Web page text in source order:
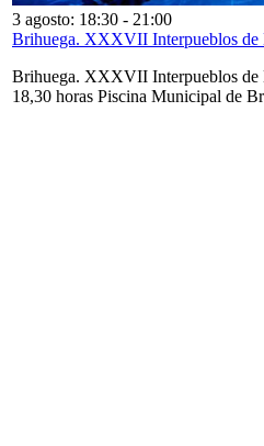
3 agosto: 18:30 - 21:00
Brihuega. XXXVII Interpueblos de
Brihuega. XXXVII Interpueblos de
18,30 horas Piscina Municipal de